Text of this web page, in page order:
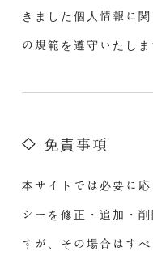
きました個人情報に
の規範を遵守いたしま
免責事項
本サイトでは必要に
シーを修正・追加・
すが、その場合はす